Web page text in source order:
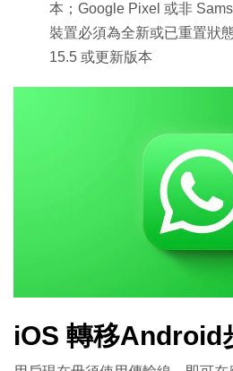
本；Google Pixel 或非
裝置必須為全新或已重置狀
15.5 或更新版本
iOS 轉移Android